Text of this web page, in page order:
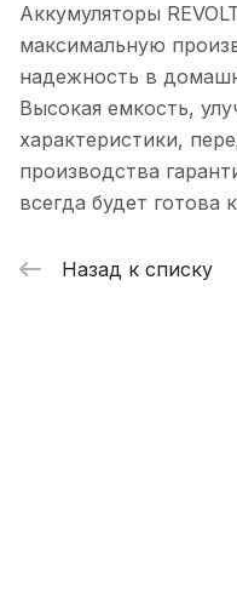
Аккумуляторы
максимальную
надежность в
Высокая емкость,
характеристики,
производства
всегда будет готова
Назад к списку